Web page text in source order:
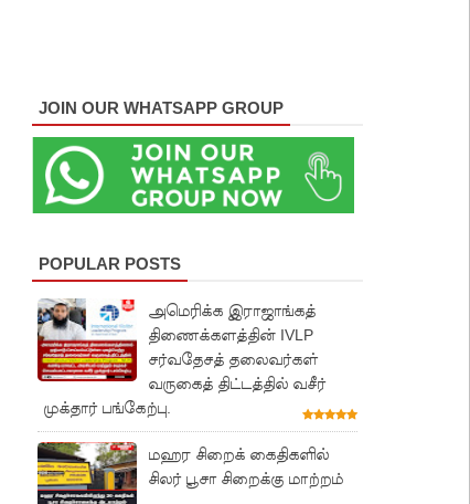
JOIN OUR WHATSAPP GROUP
POPULAR POSTS
அமெரிக்க இராஜாங்கத்
திணைக்களத்தின் IVLP
சர்வதேசத் தலைவர்கள்
வருகைத் திட்டத்தில் வசீர்
முக்தார் பங்கேற்பு.
மஹர சிறைக் கைதிகளில்
சிலர் பூசா சிறைக்கு மாற்றம்